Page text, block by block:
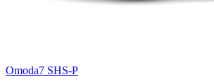
Omoda7 SHS-P